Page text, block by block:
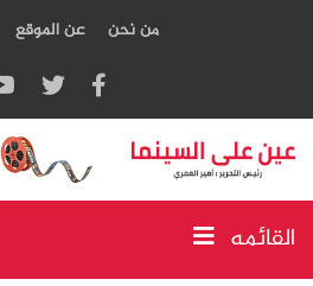
من نحن عن الموقع
القائمه